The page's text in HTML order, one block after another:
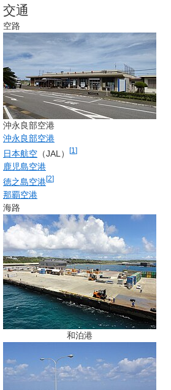
交通
空路
沖永良部空港
沖永良部空港
日本航空 （JAL） [1 ]
鹿児島空港
徳之島空港[2]
那覇空港
海路
和泊港